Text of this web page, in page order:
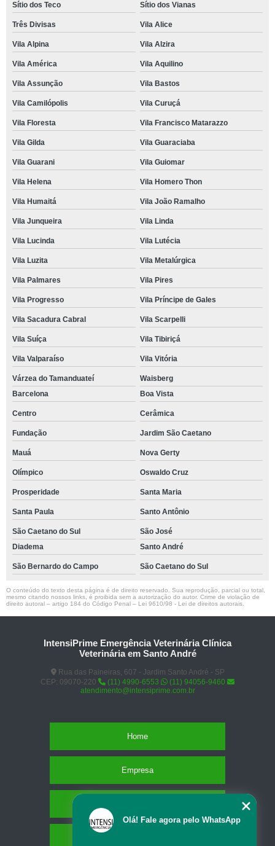
Sítio dos Teco Sítio dos Vianas
Três Divisas Vila Alice
Vila Alpina Vila Alzira
Vila América Vila Aquilino
Vila Assunção Vila Bastos
Vila Camilópolis Vila Curuçá
Vila Floresta Vila Francisco Matarazzo
Vila Gilda Vila Guaraciaba
Vila Guarani Vila Guiomar
Vila Helena Vila Homero Thon
Vila Humaitá Vila João Ramalho
Vila Junqueira Vila Linda
Vila Lucinda Vila Lutécia
Vila Luzita Vila Metalúrgica
Vila Palmares Vila Pires
Vila Progresso Vila Príncipe de Gales
Vila Sacadura Cabral Vila Scarpelli
Vila Suíça Vila Tibiriçá
Vila Valparaíso Vila Vitória
Várzea do Tamanduateí
Waisberg
Barcelona
Boa Vista
Centro Cerâmica
Fundação Jardim São Caetano
Mauá Nova Gerty
Olímpico Oswaldo Cruz
Prosperidade Santa Maria
Santa Paula Santo Antônio
São Caetano do Sul
São José
Diadema
Santo André
São Bernardo do Campo São Caetano do Sul
O conteúdo do texto desta página é de direito reservado. Sua reprodução, parcial ou total,
mesmo citando nossos links, é proibida sem a autorização do autor. Crime de violação de
direito autoral – artigo 184 do Código Penal – Lei 9610/98 - Lei de direitos autorais
IntensiPrime Emergência Veterinária Clínica
Veterinária em Santo André
Rua das Paineiras, 607 - Jardim Santo André - SP
CEP: 09070-220
(11) 4990-6553
(11) 94056-9460
atendimento@intensiprime.com.br
Home
Empresa
Olá! Fale agora pelo WhatsApp